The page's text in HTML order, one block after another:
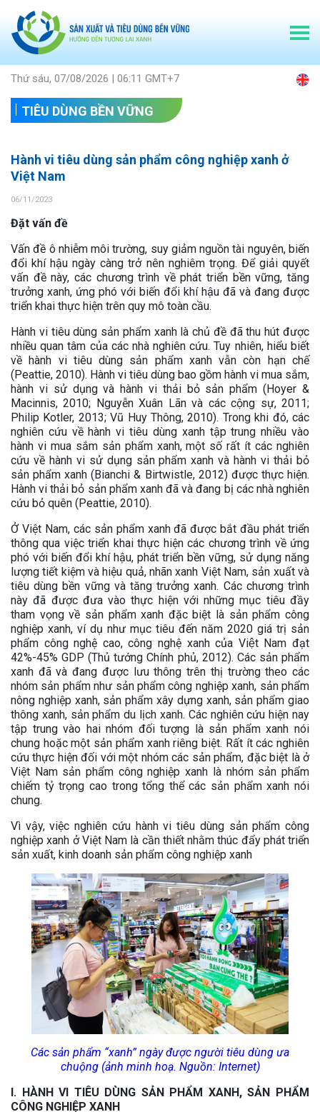
Thứ sáu, 07/08/2026 | 06:11 GMT+7
TIÊU DÙNG BỀN VỮNG
Hành vi tiêu dùng sản phẩm công nghiệp xanh ở
Việt Nam
06/11/2023
Đặt vấn đề
Vấn đề ô nhiễm môi trường, suy giảm nguồn tài nguyên, biến
đổi khí hậu ngày càng trở nên nghiêm trọng. Để giải quyết
vấn đề này, các chương trình về phát triển bền vững, tăng
trưởng xanh, ứng phó với biến đổi khí hậu đã và đang được
triển khai thực hiện trên quy mô toàn cầu.
Hành vi tiêu dùng sản phẩm xanh là chủ đề đã thu hút được
nhiều quan tâm của các nhà nghiên cứu. Tuy nhiên, hiểu biết
về hành vi tiêu dùng sản phẩm xanh vẫn còn hạn chế
(Peattie, 2010). Hành vi tiêu dùng bao gồm hành vi mua sắm,
hành vi sử dụng và hành vi thải bỏ sản phẩm (Hoyer &
Macinnis, 2010; Nguyễn Xuân Lãn và các cộng sự, 2011;
Philip Kotler, 2013; Vũ Huy Thông, 2010). Trong khi đó, các
nghiên cứu về hành vi tiêu dùng xanh tập trung nhiều vào
hành vi mua sắm sản phẩm xanh, một số rất ít các nghiên
cứu về hành vi sử dụng sản phẩm xanh và hành vi thải bỏ
sản phẩm xanh (Bianchi & Birtwistle, 2012) được thực hiện.
Hành vi thải bỏ sản phẩm xanh đã và đang bị các nhà nghiên
cứu bỏ quên (Peattie, 2010).
Ở Việt Nam, các sản phẩm xanh đã được bắt đầu phát triển
thông qua việc triển khai thực hiện các chương trình về ứng
phó với biến đổi khí hậu, phát triển bền vững, sử dụng năng
lượng tiết kiệm và hiệu quả, nhãn xanh Việt Nam, sản xuất và
tiêu dùng bền vững và tăng trưởng xanh. Các chương trình
này đã được đưa vào thực hiện với những mục tiêu đầy
tham vọng về sản phẩm xanh đặc biệt là sản phẩm công
nghiệp xanh, ví dụ như mục tiêu đến năm 2020 giá trị sản
phẩm công nghệ cao, công nghệ xanh của Việt Nam đạt
42%-45% GDP (Thủ tướng Chính phủ, 2012). Các sản phẩm
xanh đã và đang được lưu thông trên thị trường theo các
nhóm sản phẩm như sản phẩm công nghiệp xanh, sản phẩm
nông nghiệp xanh, sản phẩm xây dựng xanh, sản phẩm giao
thông xanh, sản phẩm du lịch xanh. Các nghiên cứu hiện nay
tập trung vào hai nhóm đối tượng là sản phẩm xanh nói
chung hoặc một sản phẩm xanh riêng biệt. Rất ít các nghiên
cứu thực hiện đối với một nhóm các sản phẩm, đặc biệt là ở
Việt Nam sản phẩm công nghiệp xanh là nhóm sản phẩm
chiếm tỷ trọng cao trong tổng thể các sản phẩm xanh nói
chung.
Vì vậy, việc nghiên cứu hành vi tiêu dùng sản phẩm công
nghiệp xanh ở Việt Nam là cần thiết nhằm thúc đẩy phát triển
sản xuất, kinh doanh sản phẩm công nghiệp xanh
Các sản phẩm “xanh” ngày được người tiêu dùng ưa
chuộng (ảnh minh hoạ. Nguồn: Internet)
I. HÀNH VI TIÊU DÙNG SẢN PHẨM XANH, SẢN PHẨM
CÔNG NGHIỆP XANH